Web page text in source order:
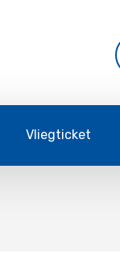
Vliegticket